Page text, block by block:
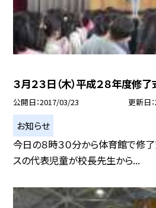
３月２３日（木）平成２８年度修了
公開日 2017/03/23 更新日
お知らせ
今日の８時３０分から体育館で修
スの代表児童が校長先生から...